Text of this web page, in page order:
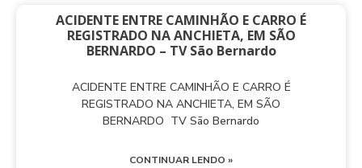
ACIDENTE ENTRE CAMINHÃO E CARRO É
REGISTRADO NA ANCHIETA, EM SÃO
BERNARDO – TV São Bernardo
ACIDENTE ENTRE CAMINHÃO E CARRO É
REGISTRADO NA ANCHIETA, EM SÃO
BERNARDO TV São Bernardo
CONTINUAR LENDO »